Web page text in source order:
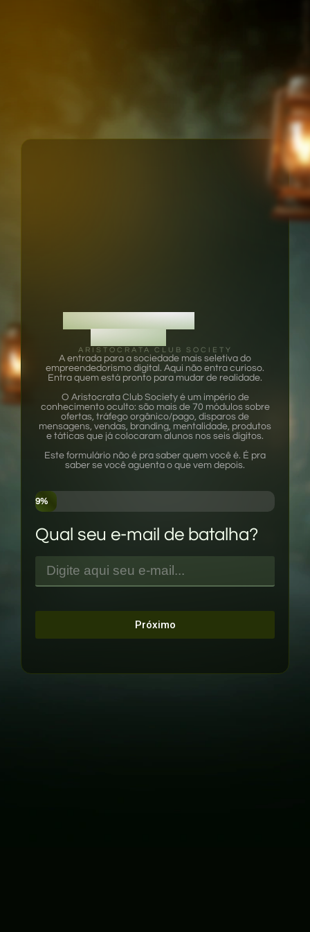
FORMULÁRIO DE
SELEÇÃO
ARISTOCRATA CLUB SOCIETY
A entrada para a sociedade mais seletiva do
empreendedorismo digital. Aqui não entra curioso.
Entra quem está pronto para mudar de realidade.
O Aristocrata Club Society é um império de
conhecimento oculto: são mais de 70 módulos sobre
ofertas, tráfego orgânico/pago, disparos de
mensagens, vendas, branding, mentalidade, produtos
e táticas que já colocaram alunos nos seis dígitos.
Este formulário não é pra saber quem você é. É pra
saber se você aguenta o que vem depois.
9%
Qual seu e-mail de batalha?
Próximo